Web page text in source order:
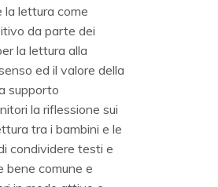
la lettura come
da parte dei
la lettura alla
ed il valore della
supporto
la riflessione sui
tra i bambini e le
condividere testi e
bene comune e